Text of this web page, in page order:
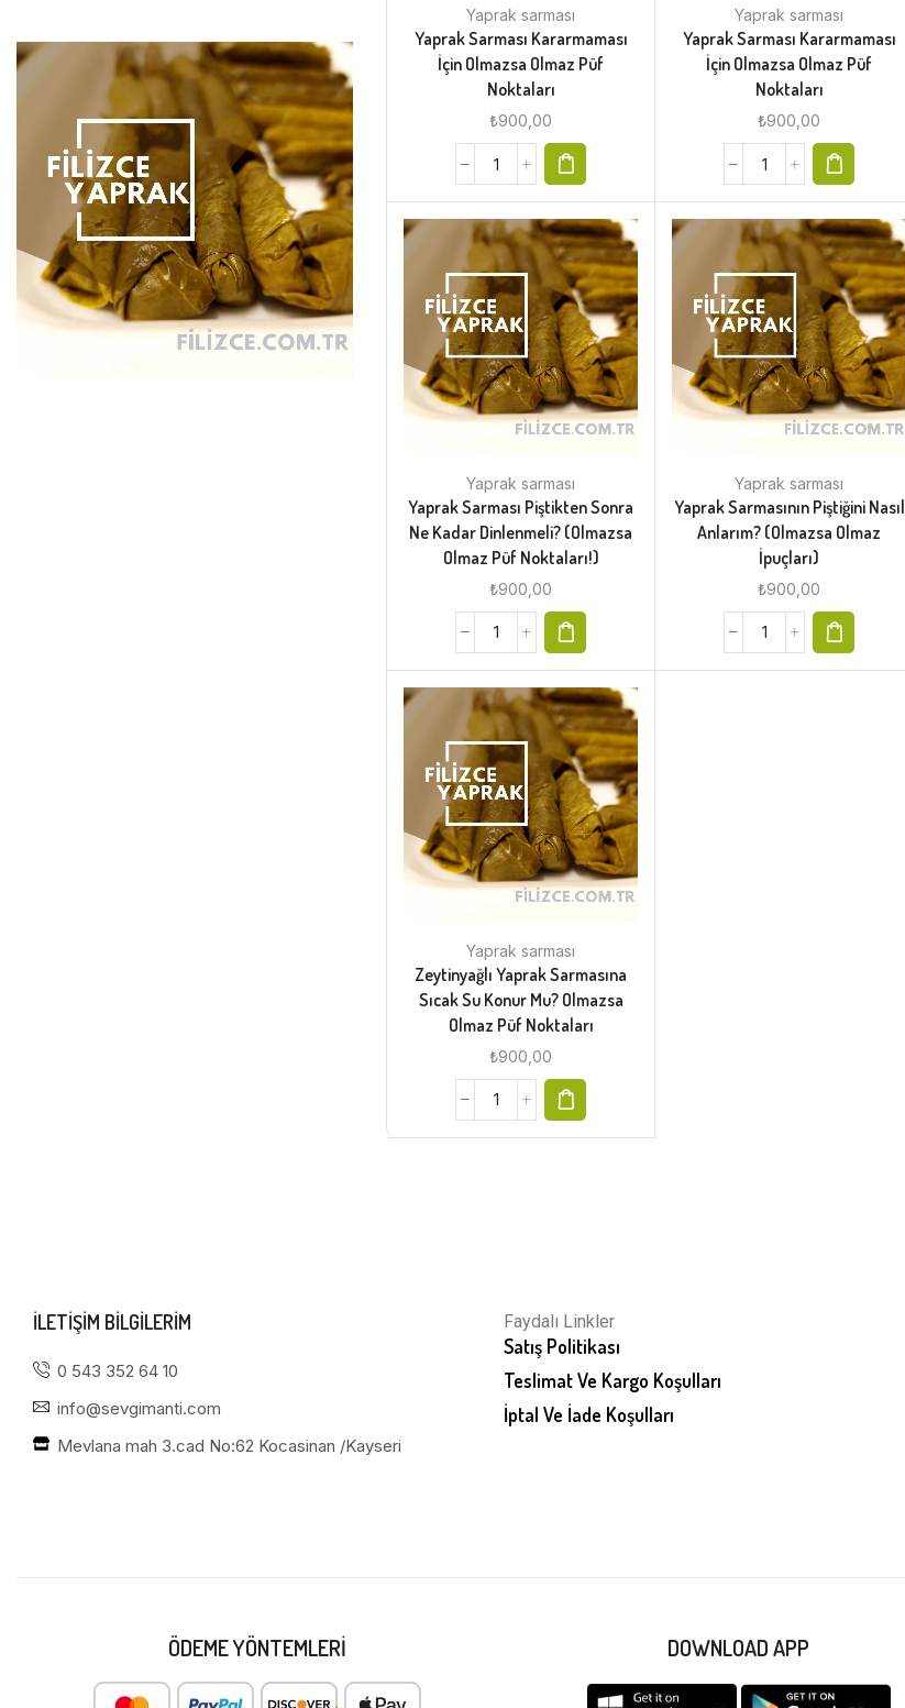
Yaprak sarması
Yaprak Sarması Kararmaması
İçin Olmazsa Olmaz Püf
Noktaları
₺900,00
Yaprak sarması
Yaprak Sarması Kararmaması
İçin Olmazsa Olmaz Püf
Noktaları
₺900,00
Yaprak sarması
Yaprak Sarması Piştikten Sonra
Ne Kadar Dinlenmeli? (Olmazsa
Olmaz Püf Noktaları!)
₺900,00
Yaprak sarması
Yaprak Sarmasının Piştiğini Nasıl
Anlarım? (Olmazsa Olmaz
İpuçları)
₺900,00
Yaprak sarması
Zeytinyağlı Yaprak Sarmasına
Sıcak Su Konur Mu? Olmazsa
Olmaz Püf Noktaları
₺900,00
ILETIŞIM BILGILERIM
0 543 352 64 10
info@sevgimanti.com
Mevlana mah 3.cad No:62 Kocasinan /Kayseri
Faydalı Linkler
Satış Politikası
Teslimat Ve Kargo Koşulları
İptal Ve İade Koşulları
ÖDEME YÖNTEMLERI DOWNLOAD APP